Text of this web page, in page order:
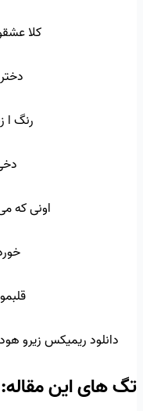
کلا
رنگ ا
اونی که
دانلود ریمیکس زیرو
تگ‌ های این مقاله: